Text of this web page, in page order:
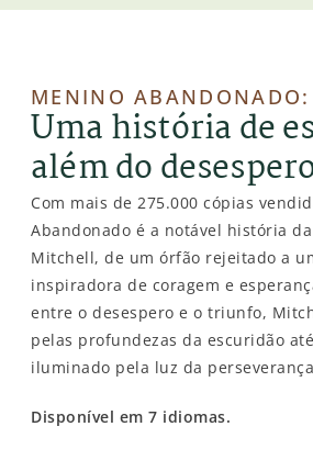
MENINO ABANDONADO:
Uma história de
além do
Com mais de 275.000 cópias
Abandonado é a notável história
Mitchell, de um órfão rejeitado a
inspiradora de coragem e
entre o desespero e o triunfo,
pelas profundezas da escuridão
iluminado pela luz da
Disponível em 7 idiomas.